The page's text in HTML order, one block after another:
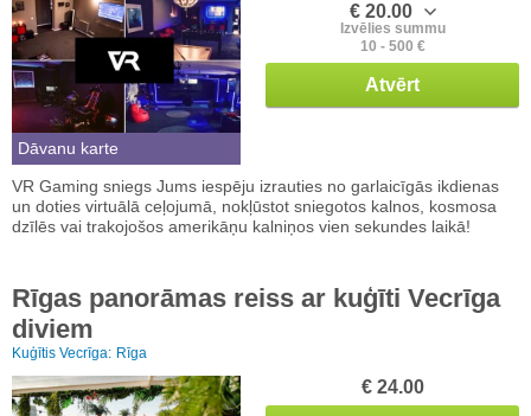
Dāvanu karte
€ 20.00
Izvēlies summu
10 - 500 €
Atvērt
VR Gaming sniegs Jums iespēju izrauties no garlaicīgās ikdienas
un doties virtuālā ceļojumā, nokļūstot sniegotos kalnos, kosmosa
dzīlēs vai trakojošos amerikāņu kalniņos vien sekundes laikā!
Rīgas panorāmas reiss ar kuģīti Vecrīga
diviem
Kuģītis Vecrīga: Rīga
€ 24.00